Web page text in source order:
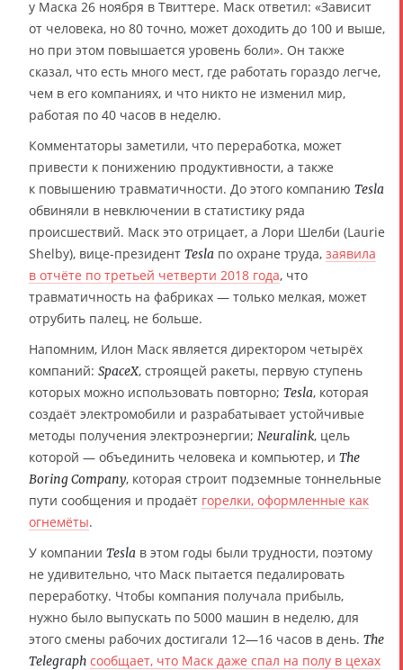
у Маска 26 ноября в Твиттере. Маск ответил: «Зависит
от человека, но 80 точно, может доходить до 100 и выше,
но при этом повышается уровень боли». Он также
сказал, что есть много мест, где работать гораздо легче,
чем в его компаниях, и что никто не изменил мир,
работая по 40 часов в неделю.
Комментаторы заметили, что переработка, может
привести к понижению продуктивности, а также
к повышению травматичности. До этого компанию Tesla
обвиняли в невключении в статистику ряда
происшествий. Маск это отрицает, а Лори Шелби (Laurie
Shelby), вице-президент Tesla по охране труда, заявила
в отчёте по третьей четверти 2018 года, что
травматичность на фабриках — только мелкая, может
отрубить палец, не больше.
Напомним, Илон Маск является директором четырёх
компаний: SpaceX, строящей ракеты, первую ступень
которых можно использовать повторно; Tesla, которая
создаёт электромобили и разрабатывает устойчивые
методы получения электроэнергии; Neuralink, цель
которой — объединить человека и компьютер, и The
Boring Company, которая строит подземные тоннельные
пути сообщения и продаёт горелки, оформленные как
огнемёты.
У компании Tesla в этом годы были трудности, поэтому
не удивительно, что Маск пытается педалировать
переработку. Чтобы компания получала прибыль,
нужно было выпускать по 5000 машин в неделю, для
этого смены рабочих достигали 12—16 часов в день. The
Telegraph сообщает, что Маск даже спал на полу в цехах